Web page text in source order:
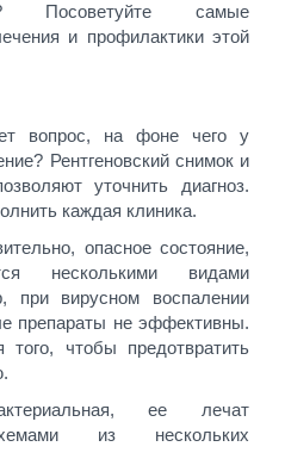
Посоветуйте самые
и профилактики этой
вопрос, на фоне чего у
Рентгеновский снимок и
уточнить диагноз.
каждая клиника.
опасное состояние,
несколькими видами
при вирусном воспалении
препараты не эффективны.
чтобы предотвратить
ее лечат
из нескольких